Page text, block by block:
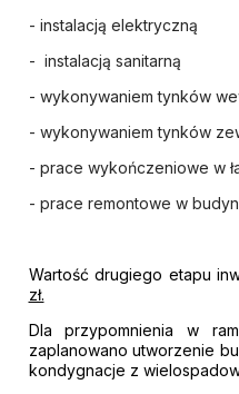
- instalacją elektryczną
- instalacją sanitarną
- wykonywaniem tynków
- wykonywaniem tynków
- prace wykończeniowe w
- prace remontowe w
Wartość drugiego etapu
zł.
Dla przypomnienia w
zaplanowano utworzenie
kondygnacje z